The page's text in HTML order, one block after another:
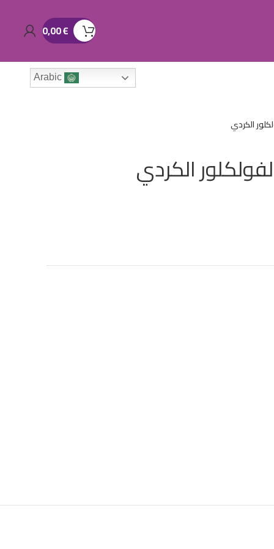
0,00€
Arabic
الكردي
الكردي